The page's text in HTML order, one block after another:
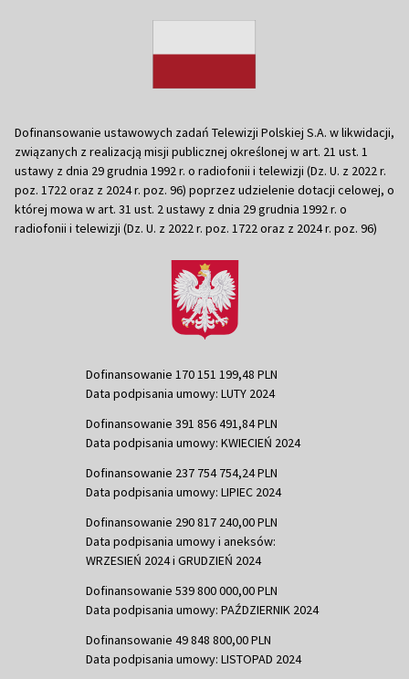
Dofinansowanie ustawowych zadań Telewizji Polskiej S.A. w likwidacji,
związanych z realizacją misji publicznej określonej w art. 21 ust. 1
ustawy z dnia 29 grudnia 1992 r. o radiofonii i telewizji (Dz. U. z 2022 r.
poz. 1722 oraz z 2024 r. poz. 96) poprzez udzielenie dotacji celowej, o
której mowa w art. 31 ust. 2 ustawy z dnia 29 grudnia 1992 r. o
radiofonii i telewizji (Dz. U. z 2022 r. poz. 1722 oraz z 2024 r. poz. 96)
Dofinansowanie 170 151 199,48 PLN
Data podpisania umowy: LUTY 2024
Dofinansowanie 391 856 491,84 PLN
Data podpisania umowy: KWIECIEŃ 2024
Dofinansowanie 237 754 754,24 PLN
Data podpisania umowy: LIPIEC 2024
Dofinansowanie 290 817 240,00 PLN
Data podpisania umowy i aneksów:
WRZESIEŃ 2024 i GRUDZIEŃ 2024
Dofinansowanie 539 800 000,00 PLN
Data podpisania umowy: PAŹDZIERNIK 2024
Dofinansowanie 49 848 800,00 PLN
Data podpisania umowy: LISTOPAD 2024